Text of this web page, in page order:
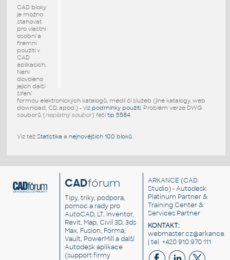
CAD bloky
je možno
stahovat
pro vlastní
osobní a
firemní
použití v
CAD
aplikacích.
Není
dovoleno
jejich další
šíření
formou elektronických katalogů, médií či služeb (jiné katalogy, web
download, CD, apod.) - viz podmínky použití. Problém verze DWG
souborů (neplatný soubor) řešítip 5584.
Viz též Statistika a nejnovějších 100 bloků.
CADfórum
Tipy, triky, podpora,
pomoc a rady pro
AutoCAD, LT, Inventor,
Revit, Map, Civil 3D, 3ds
Max, Fusion, Forma,
Vault, PowerMill a další
Autodesk aplikace
(support firmy
ARKANCE (CAD
Studio) - Autodesk
Platinum Partner &
Training Center &
Services Partner
KONTAKT:
| tel. +420 910 970 111